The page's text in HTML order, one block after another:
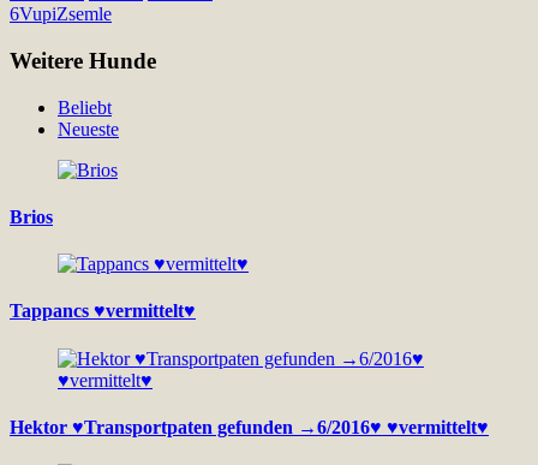
6VupiZsemle
Weitere Hunde
Beliebt
Neueste
Brios
Tappancs ♥vermittelt♥
Hektor ♥Transportpaten gefunden →6/2016♥ ♥vermittelt♥